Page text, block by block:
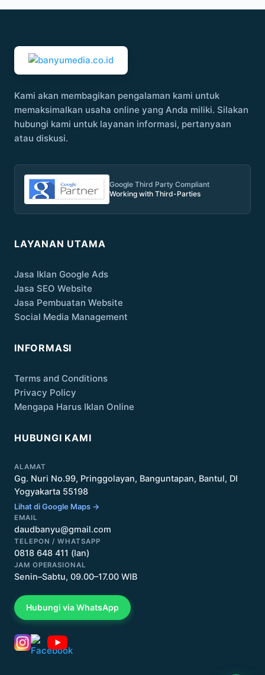
Kami akan membagikan pengalaman kami untuk
memaksimalkan usaha online yang Anda miliki. Silakan
hubungi kami untuk layanan informasi, pertanyaan
atau diskusi.
Google Third Party Compliant
Working with Third-Parties
LAYANAN UTAMA
Jasa Iklan Google Ads
Jasa SEO Website
Jasa Pembuatan Website
Social Media Management
INFORMASI
Terms and Conditions
Privacy Policy
Mengapa Harus Iklan Online
HUBUNGI KAMI
ALAMAT
Gg. Nuri No.99, Pringgolayan, Banguntapan, Bantul, DI
Yogyakarta 55198
Lihat di Google Maps →
EMAIL
daudbanyu@gmail.com
TELEPON / WHATSAPP
0818 648 411 (Ian)
JAM OPERASIONAL
Senin–Sabtu, 09.00–17.00 WIB
Hubungi via WhatsApp